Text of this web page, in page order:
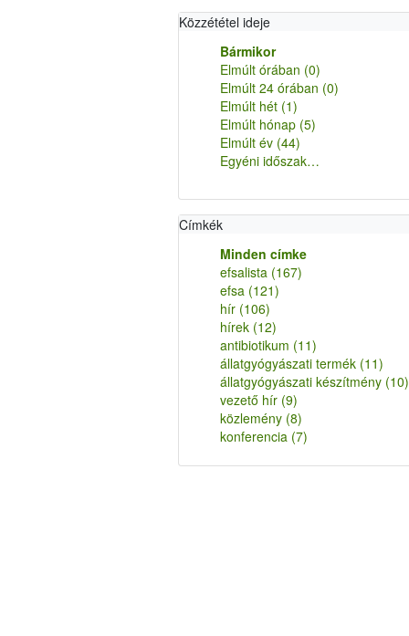
Közzététel ideje
Bármikor
Elmúlt órában (0)
Elmúlt 24 órában (0)
Elmúlt hét (1)
Elmúlt hónap (5)
Elmúlt év (44)
Egyéni időszak…
Címkék
Minden címke
efsalista (167)
efsa (121)
hír (106)
hírek (12)
antibiotikum (11)
állatgyógyászati termék (11)
állatgyógyászati készítmény (10)
vezető hír (9)
közlemény (8)
konferencia (7)